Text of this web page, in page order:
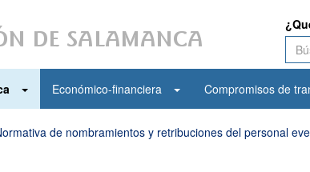
Económico-financiera Compromisos de
de nombramientos y retribuciones del personal